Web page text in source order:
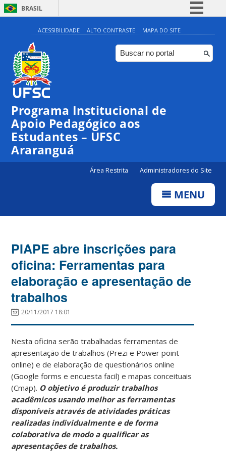
BRASIL
Simplifique!
Comunica BR
Participe
Canais
ACESSIBILIDADE ALTO CONTRASTE MAPA DO SITE
Programa Institucional de
Apoio Pedagógico aos
Estudantes – UFSC
Araranguá
Área Restrita Administradores do Site
MENU
PIAPE abre inscrições para
oficina: Ferramentas para
elaboração e apresentação de
trabalhos
20/11/2017 18:01
Nesta oficina serão trabalhadas ferramentas de
apresentação de trabalhos (Prezi e Power point
online) e de elaboração de questionários online
(Google forms e encuesta facil) e mapas conceituais
(Cmap). O objetivo é produzir trabalhos
acadêmicos usando melhor as ferramentas
disponíveis através de atividades práticas
realizadas individualmente e de forma
colaborativa de modo a qualificar as
apresentações de trabalhos.